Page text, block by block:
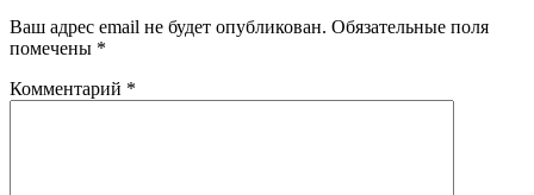
Ваш адрес email не будет опубликован. Обязательные поля
помечены *
Комментарий *